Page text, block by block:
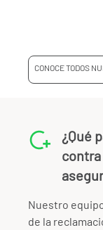
CONOCE TODOS
¿Qué
Nuestro
de la